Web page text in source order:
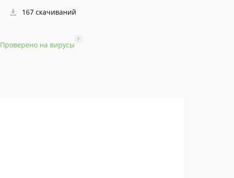
167 скачиваний
Проверено на вирусы
?